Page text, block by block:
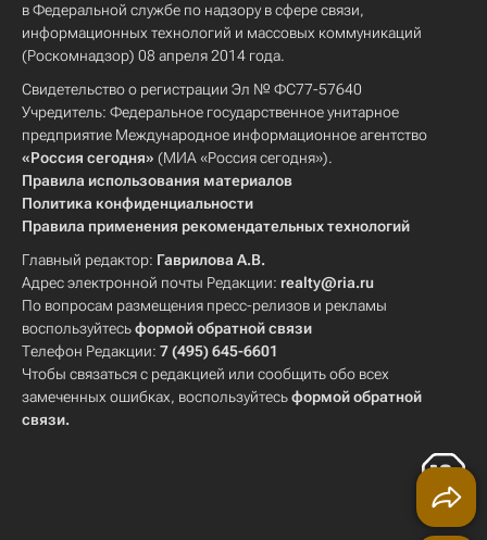
в Федеральной службе по надзору в сфере связи,
информационных технологий и массовых коммуникаций
(Роскомнадзор) 08 апреля 2014 года.
Свидетельство о регистрации Эл № ФС77-57640
Учредитель: Федеральное государственное унитарное
предприятие Международное информационное агентство
«Россия сегодня» (МИА «Россия сегодня»).
Правила использования материалов
Политика конфиденциальности
Правила применения рекомендательных технологий
Главный редактор: Гаврилова А.В.
Адрес электронной почты Редакции: realty@ria.ru
По вопросам размещения пресс-релизов и рекламы
воспользуйтесьформой обратной связи
Телефон Редакции: 7 (495) 645-6601
Чтобы связаться с редакцией или сообщить обо всех
замеченных ошибках, воспользуйтесьформой обратной
связи.